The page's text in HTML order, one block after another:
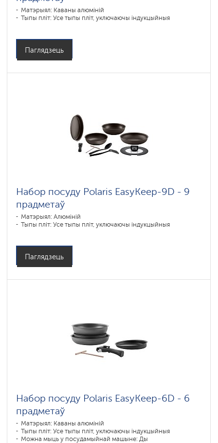
Матэрыял: Каваны алюміній
Тыпы пліт: Усе тыпы пліт, уключаючы індукцыйныя
Паглядзець
Набор посуду Polaris EasyKeep-9D - 9
прадметаў
Матэрыял: Алюміній
Тыпы пліт: Усе тыпы пліт, уключаючы індукцыйныя
Паглядзець
Набор посуду Polaris EasyKeep-6D - 6
прадметаў
Матэрыял: Каваны алюміній
Тыпы пліт: Усе тыпы пліт, уключаючы індукцыйныя
Можна мыць у посудамыйнай машыне: Ды